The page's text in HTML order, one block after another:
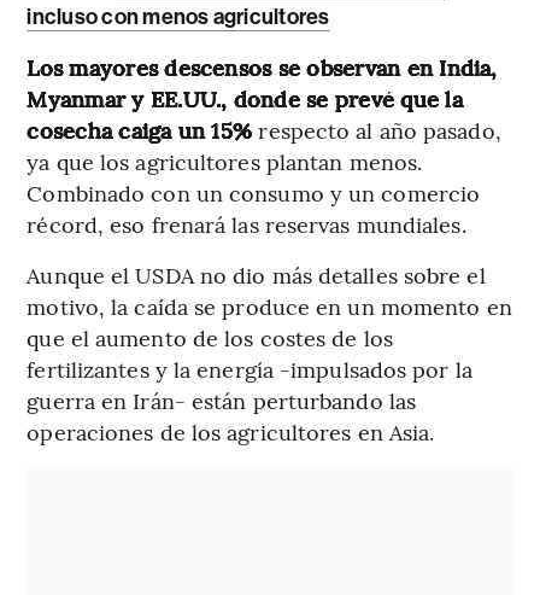
incluso con menos agricultores
Los mayores descensos se observan en India,
Myanmar y EE.UU., donde se prevé que la
cosecha caiga un 15%respecto al año pasado,
ya que los agricultores plantan menos.
Combinado con un consumo y un comercio
récord, eso frenará las reservas mundiales.
Aunque el USDA no dio más detalles sobre el
motivo, la caída se produce en un momento en
que el aumento de los costes de los
fertilizantes y la energía -impulsados por la
guerra en Irán- están perturbando las
operaciones de los agricultores en Asia.